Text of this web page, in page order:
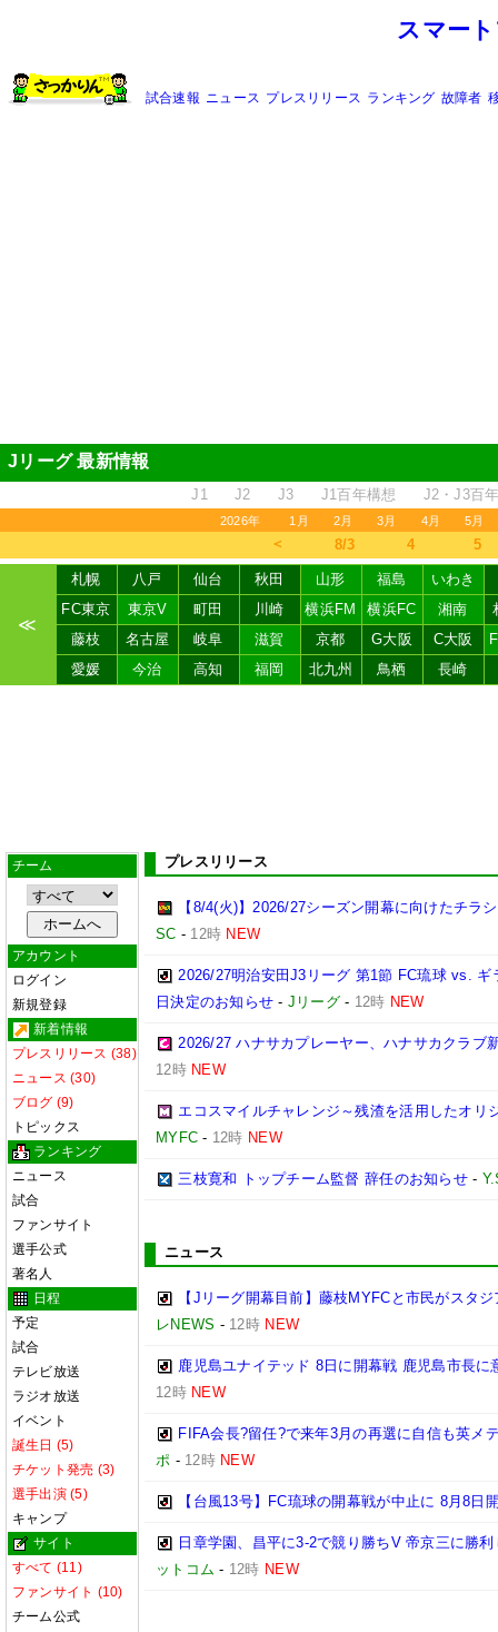
スマー
試合速報 ニュース プレスリリース ランキング 故障者
Jリーグ 最新情報
J1 J2 J3 J1百年構想 J2・J3百
2026年 1月 2月 3月 4月 5月
＜ 8/3 4 5
≪
札幌 八戸 仙台 秋田 山形 福島
いわき
FC東京
東京V 町田 川崎 横浜FM 横浜FC 湘南
藤枝
名古屋 岐阜 滋賀 京都 G大阪 C大阪
愛媛
今治 高知 福岡 北九州 鳥栖 長崎
チーム
アカウント
ログイン
新規登録
新着情報
プレスリリース (38)
ニュース (30)
ブログ (9)
トピックス
ランキング
ニュース
試合
ファンサイト
選手公式
著名人
日程
予定
試合
テレビ放送
ラジオ放送
イベント
誕生日 (5)
チケット発売 (3)
選手出演 (5)
キャンプ
サイト
すべて (11)
ファンサイト (10)
チーム公式
プレスリリース
【8/4(火)】2026/27シーズン開幕に向けたチラ
SC - 12時 NEW
2026/27明治安田J3リーグ 第1節 FC琉球 vs.
日決定のお知らせ - Jリーグ - 12時 NEW
2026/27 ハナサカプレーヤー、ハナサカクラブ
12時 NEW
エコスマイルチャレンジ～残渣を活用したオリ
MYFC - 12時 NEW
三枝寛和 トップチーム監督 辞任のお知らせ-
ニュース
【Jリーグ開幕目前】藤枝MYFCと市民がスタ
レNEWS - 12時 NEW
鹿児島ユナイテッド 8日に開幕戦 鹿児島市長に
12時 NEW
FIFA会長?留任?で来年3月の再選に自信も英メ
ポ - 12時 NEW
【台風13号】FC琉球の開幕戦が中止に 8月8日
日章学園、昌平に3-2で競り勝ちV 帝京三に勝
ットコム - 12時 NEW